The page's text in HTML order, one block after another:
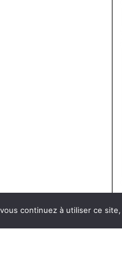
continuez à utiliser ce